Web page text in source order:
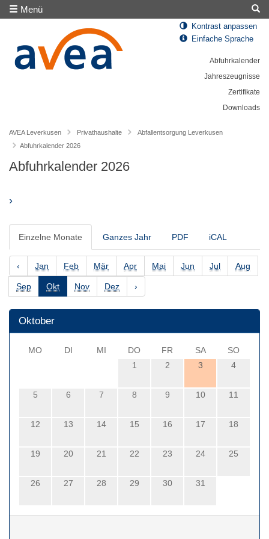
Menü
Kontrast anpassen
Einfache Sprache
Abfuhrkalender
Jahreszeugnisse
Zertifikate
Downloads
AVEA Leverkusen Privathaushalte
Abfallentsorgung Leverkusen
Abfuhrkalender 2026
Abfuhrkalender 2026
›
Einzelne Monate Ganzes Jahr PDF iCAL
‹ Jan Feb Mär Apr Mai Jun Jul Aug
Sep Okt Nov Dez ›
Oktober
MO DI MI DO FR SA
SO
1
2 3 4
5 6 7 8 9 10 11
12 13 14 15 16 17 18
19 20 21 22 23 24 25
26 27 28 29 30 31